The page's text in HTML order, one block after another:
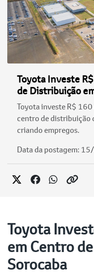
Toyota Investe
de Distribuição
Toyota investe R$
centro de distribuição
criando empregos.
Data da postagem:
Toyota
em Centro
Sorocaba